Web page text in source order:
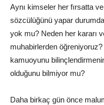
Aynı kimseler her fırsatta
sözcülüğünü yapar
yok mu? Neden her kararı
muhabirlerden
kamuoyunu
olduğunu bilmiyor mu?
Daha birkaç gün önce